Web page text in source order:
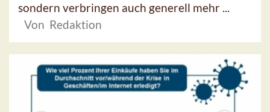
sondern verbringen auch generell mehr ...
Von Redaktion